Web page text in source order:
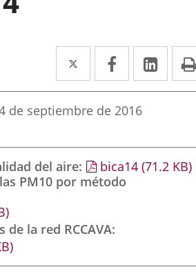
Twitter
Enlace
a
una
externa.
Facebook
Enlace
a
una
externa.
a
de septiembre de 2016
del aire
bica14 (71.2 KB)
PM10 por método
)
la red RCCAVA
)